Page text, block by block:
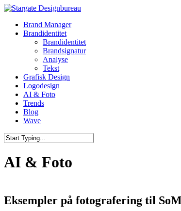
Skip
main
content
Menu
Brand Manager
Brandidentitet
Brandidentitet
Brandsignatur
Analyse
Tekst
Grafisk Design
Logodesign
AI & Foto
Trends
Blog
Wave
Search
AI & Foto
Eksempler på fotografering til